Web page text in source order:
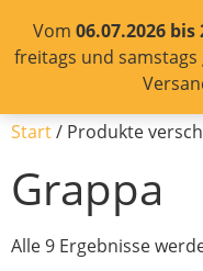
Vom 06.07.2026 bis
freitags und
Start/ Produkte
Grappa
Alle 9 Ergebnisse